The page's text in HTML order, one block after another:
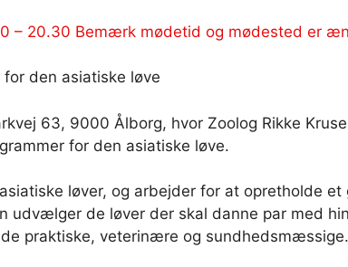
– 20.30 Bemærk mødetid og mødested er
den asiatiske løve
63, 9000 Ålborg, hvor Zoolog Rikke
for den asiatiske løve.
løver, og arbejder for at opretholde
udvælger de løver der skal danne par med
praktiske, veterinære og sundhedsmæssige.